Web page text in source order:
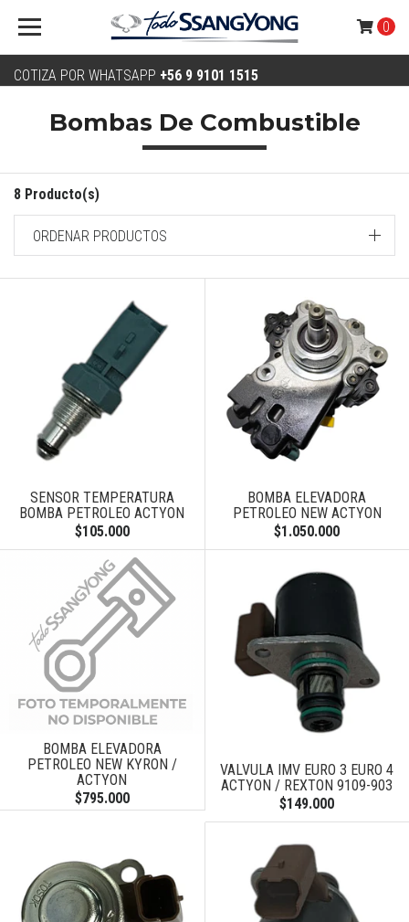
COTIZA POR WHATSAPP +56 9 9101 1515
0
Bombas De Combustible
8 Producto(s)
ORDENAR PRODUCTOS
SENSOR TEMPERATURA
BOMBA PETROLEO ACTYON
$105.000
BOMBA ELEVADORA
PETROLEO NEW ACTYON
$1.050.000
BOMBA ELEVADORA
PETROLEO NEW KYRON /
ACTYON
$795.000
VALVULA IMV EURO 3 EURO 4
ACTYON / REXTON 9109-903
$149.000